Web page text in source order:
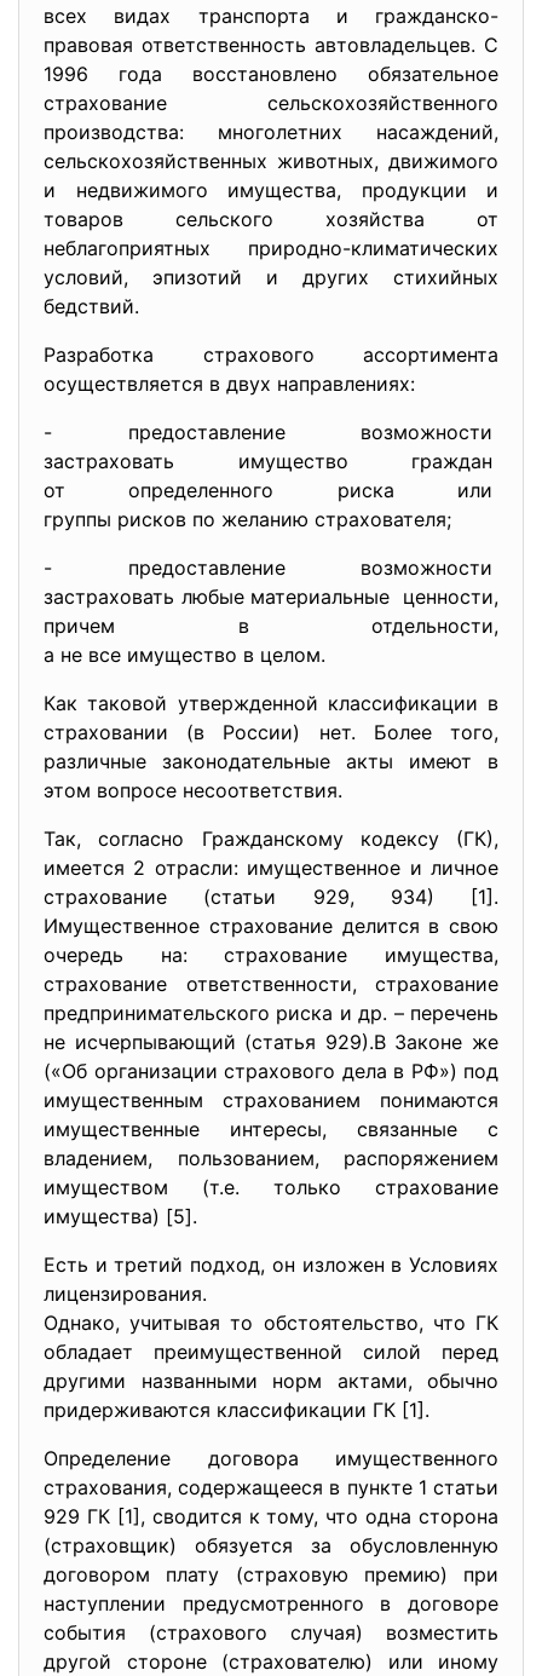
всех видах транспорта и гражданско-
правовая ответственность автовладельцев. С
1996 года восстановлено обязательное
страхование сельскохозяйственного
производства: многолетних насаждений,
сельскохозяйственных животных, движимого
и недвижимого имущества, продукции и
товаров сельского хозяйства от
неблагоприятных природно-климатических
условий, эпизотий и других стихийных
бедствий.
Разработка страхового ассортимента
осуществляется в двух направлениях:
- предоставление возможности
застраховать имущество граждан
от определенного риска или
группы рисков по желанию страхователя;
- предоставление возможности
застраховать любые материальные ценности,
причем в отдельности,
а не все имущество в целом.
Как таковой утвержденной классификации в
страховании (в России) нет. Более того,
различные законодательные акты имеют в
этом вопросе несоответствия.
Так, согласно Гражданскому кодексу (ГК),
имеется 2 отрасли: имущественное и личное
страхование (статьи 929, 934) [1].
Имущественное страхование делится в свою
очередь на: страхование имущества,
страхование ответственности, страхование
предпринимательского риска и др. – перечень
не исчерпывающий (статья 929).В Законе же
(«Об организации страхового дела в РФ») под
имущественным страхованием понимаются
имущественные интересы, связанные с
владением, пользованием, распоряжением
имуществом (т.е. только страхование
имущества) [5].
Есть и третий подход, он изложен в Условиях
лицензирования.
Однако, учитывая то обстоятельство, что ГК
обладает преимущественной силой перед
другими названными норм актами, обычно
придерживаются классификации ГК [1].
Определение договора имущественного
страхования, содержащееся в пункте 1 статьи
929 ГК [1], сводится к тому, что одна сторона
(страховщик) обязуется за обусловленную
договором плату (страховую премию) при
наступлении предусмотренного в договоре
события (страхового случая) возместить
другой стороне (страхователю) или иному